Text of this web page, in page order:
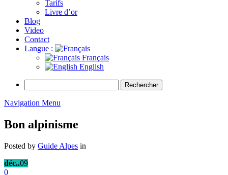
Tarifs
Livre d’or
Blog
Video
Contact
Langue :
Français
English
Navigation Menu
Bon alpinisme
Posted by Guide Alpes in
déc..09
0